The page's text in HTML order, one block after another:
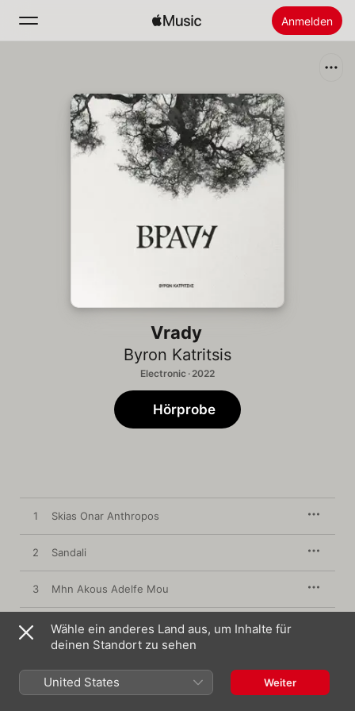
Anmelden
Startseite
Apple Music installieren
Vrady
Byron Katritsis
Electronic · 2022
Hörprobe
1 Skias Onar Anthropos
2 Sandali
3 Mhn Akous Adelfe Mou
4 O Thanatos Tou Voskou
6 Adelfikh Filia (feat. Christos Christopoulos)
Wähle ein anderes Land aus, um Inhalte für
deinen Standort zu sehen
United States Weiter